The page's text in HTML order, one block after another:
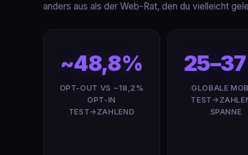
anders aus als der Web-Rat, den du vielleicht
~48,8%
OPT-OUT VS ~18,2%
OPT-IN
TEST→ZAHLEND
GLOBALE
SPANNE